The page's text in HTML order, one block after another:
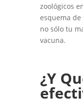
zoológicos
esquema
no sólo tu
vacuna.
¿Y